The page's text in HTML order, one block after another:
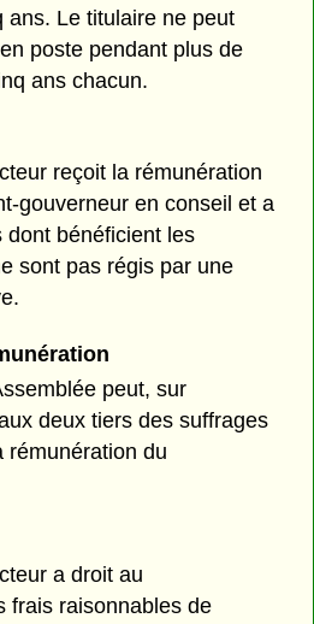
ans. Le titulaire ne peut
poste pendant plus de
ans chacun.
reçoit la rémunération
gouverneur en conseil et a
dont bénéficient les
sont pas régis par une
peut, sur
deux tiers des suffrages
rémunération du
a droit au
frais raisonnables de